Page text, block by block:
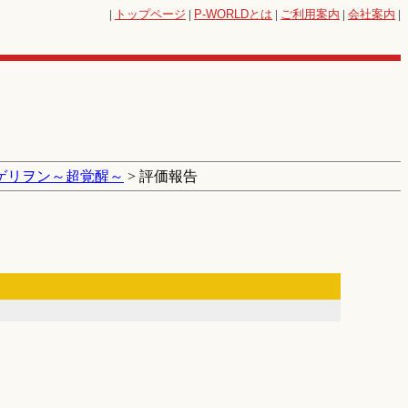
| トップページ | P-WORLDとは | ご利用案内 | 会社案内 |
ヲン～超覚醒～ > 評価報告